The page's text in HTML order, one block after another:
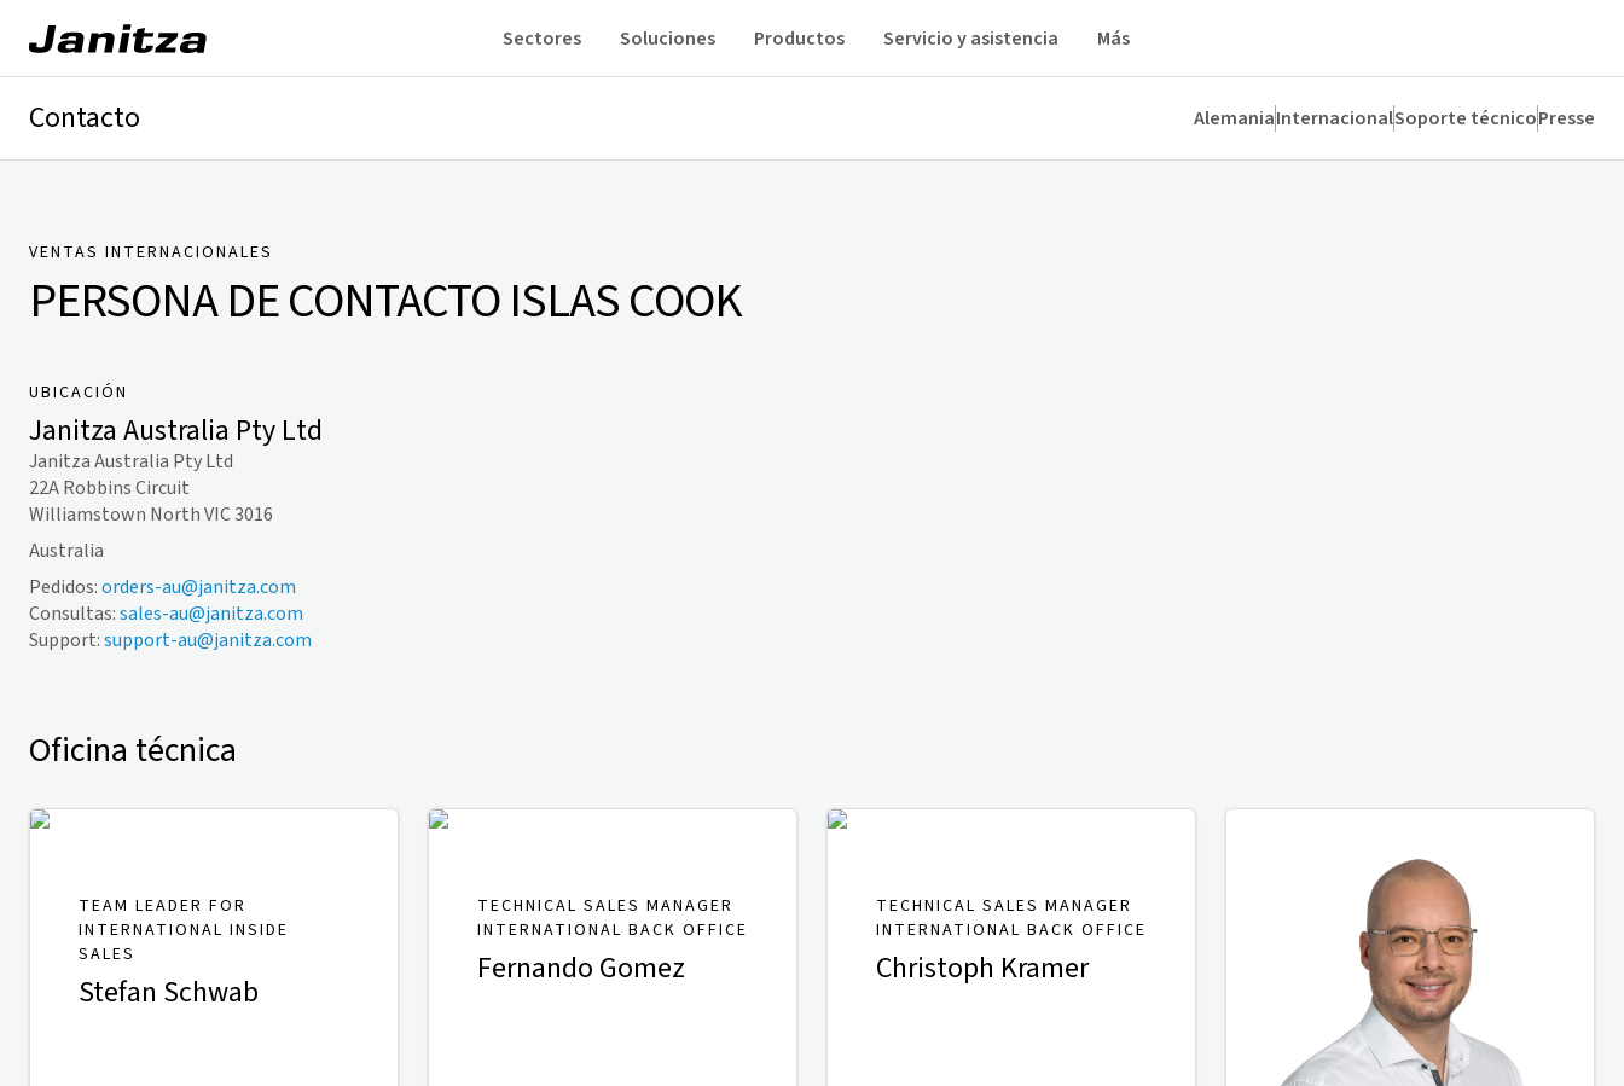
Sectores Soluciones Productos Servicio y asistencia Más
Contacto AlemaniaInternacionalSoporte técnicoPresse
VENTAS INTERNACIONALES
PERSONA DE CONTACTOISLAS COOK
UBICACIÓN
Janitza Australia Pty Ltd
Janitza Australia Pty Ltd
22A Robbins Circuit
Williamstown North VIC 3016
Australia
Pedidos:orders-au@janitza.com
Consultas:sales-au@janitza.com
Support:support-au@janitza.com
Oficina técnica
TEAM LEADER FOR
INTERNATIONAL INSIDE
SALES
Stefan Schwab
TECHNICAL SALES MANAGER
INTERNATIONAL BACK OFFICE
Fernando Gomez
TECHNICAL SALES MANAGER
INTERNATIONAL BACK OFFICE
Christoph Kramer